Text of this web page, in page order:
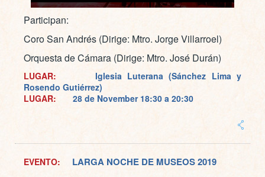
Participan:
Coro San Andrés (Dirige: Mtro. Jorge Villarroel)
Orquesta de Cámara (Dirige: Mtro. José Durán)
LUGAR: Iglesia Luterana (Sánchez Lima y
Rosendo Gutiérrez)
LUGAR: 28 de November 18:30 a 20:30
EVENTO: LARGA NOCHE DE MUSEOS 2019